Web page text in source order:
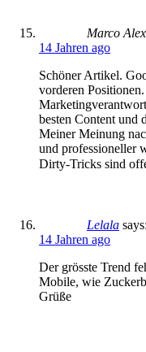
Marco
14 Jahren ago
Schöner Artikel.
vorderen
besten Content und
Meiner Meinung
und professioneller
Dirty-Tricks sind
Lelala says:
14 Jahren ago
Der grösste Trend
Mobile, wie
Grüße